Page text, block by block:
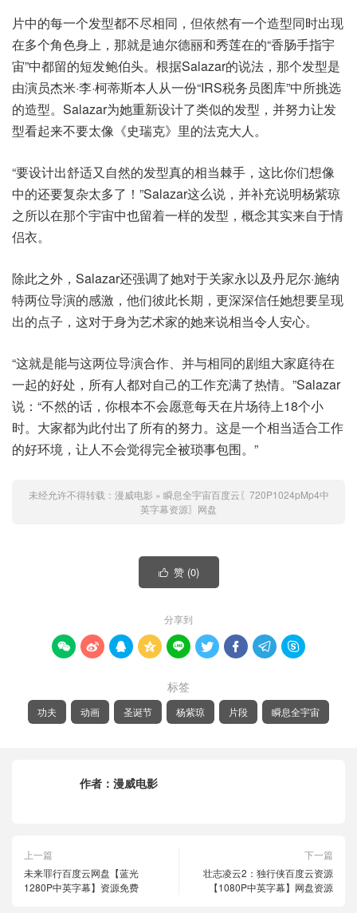
片中的每一个发型都不尽相同，但依然有一个造型同时出现
在多个角色身上，那就是迪尔德丽和秀莲在的“香肠手指宇
宙”中都留的短发鲍伯头。根据Salazar的说法，那个发型是
由演员杰米·李·柯蒂斯本人从一份“IRS税务员图库”中所挑选
的造型。Salazar为她重新设计了类似的发型，并努力让发
型看起来不要太像《史瑞克》里的法克大人。
“要设计出舒适又自然的发型真的相当棘手，这比你们想像
中的还要复杂太多了！”Salazar这么说，并补充说明杨紫琼
之所以在那个宇宙中也留着一样的发型，概念其实来自于情
侣衣。
除此之外，Salazar还强调了她对于关家永以及丹尼尔·施纳
特两位导演的感激，他们彼此长期，更深深信任她想要呈现
出的点子，这对于身为艺术家的她来说相当令人安心。
“这就是能与这两位导演合作、并与相同的剧组大家庭待在
一起的好处，所有人都对自己的工作充满了热情。”Salazar
说：“不然的话，你根本不会愿意每天在片场待上18个小
时。大家都为此付出了所有的努力。这是一个相当适合工作
的好环境，让人不会觉得完全被琐事包围。”
未经允许不得转载： 漫威电影 » 瞬息全宇宙百度云〖720P1024pMp4中
英字幕资源〗网盘
 赞 (0)
分享到
        
标签
功夫 动画 圣诞节 杨紫琼 片段 瞬息全宇宙
作者： 漫威电影
上一篇
未来罪行百度云网盘【蓝光
1280P中英字幕】资源免费
下一篇
壮志凌云2：独行侠百度云资源
【1080P中英字幕】网盘资源